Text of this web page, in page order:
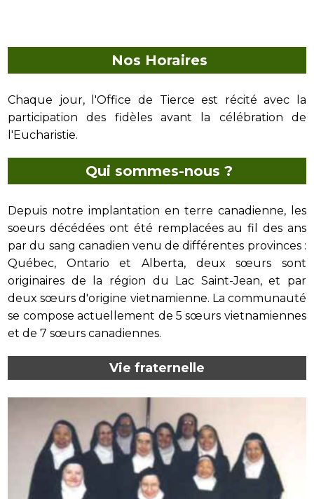
Nos Horaires
Chaque jour, l'Office de Tierce est récité avec la
participation des fidèles avant la célébration de
l'Eucharistie.
Qui sommes-nous ?
Depuis notre implantation en terre canadienne, les
soeurs décédées ont été remplacées au fil des ans
par du sang canadien venu de différentes provinces :
Québec, Ontario et Alberta, deux sœurs sont
originaires de la région du Lac Saint-Jean, et par
deux sœurs d'origine vietnamienne. La communauté
se compose actuellement de 5 sœurs vietnamiennes
et de 7 sœurs canadiennes.
Vie fraternelle